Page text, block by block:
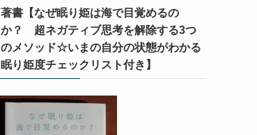
著書【なぜ眠り姫は海で目覚めるの
か？ 超ネガティブ思考を解除する3つ
のメソッド☆いまの自分の状態がわかる
眠り姫度チェックリスト付き】